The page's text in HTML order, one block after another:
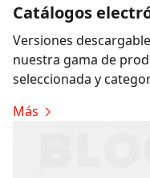
Catálogos
Versiones
nuestra gama de
seleccionada y
Más